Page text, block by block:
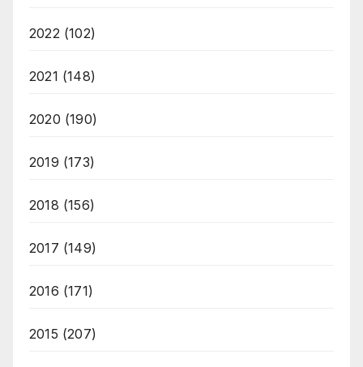
2022 (102)
2021 (148)
2020 (190)
2019 (173)
2018 (156)
2017 (149)
2016 (171)
2015 (207)